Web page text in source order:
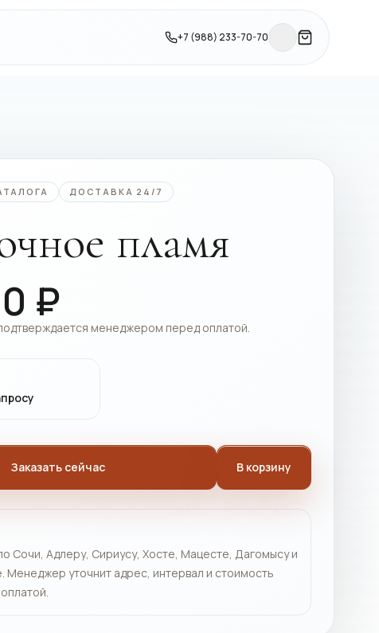
+7 (988) 233-70-70
ДОСТАВКА 24/7
пламя
₽
менеджером перед оплатой.
Заказать сейчас В корзину
Сочи, Адлеру, Сириусу, Хосте, Мацесте, Дагомысу и
Менеджер уточнит адрес, интервал и стоимость